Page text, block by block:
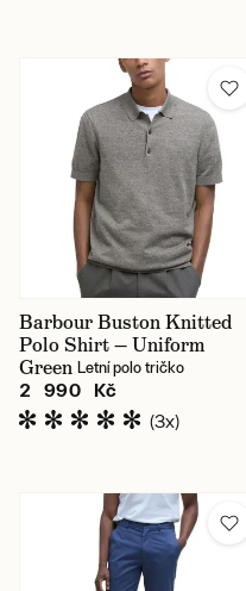
Barbour Buston Knitted
Polo Shirt — Uniform
Green Letní polo tričko
2 990 Kč
(3x)